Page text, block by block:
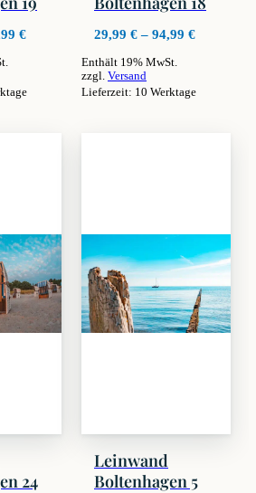
€Preisspanne:29,99 € – 94,99 €
Enthält 19% MwSt.
zzgl. Versand
Lieferzeit: 10 Werktage
Optionen
auf
der
Produktseite
gewählt
werden
24
Leinwand
Boltenhagen 5